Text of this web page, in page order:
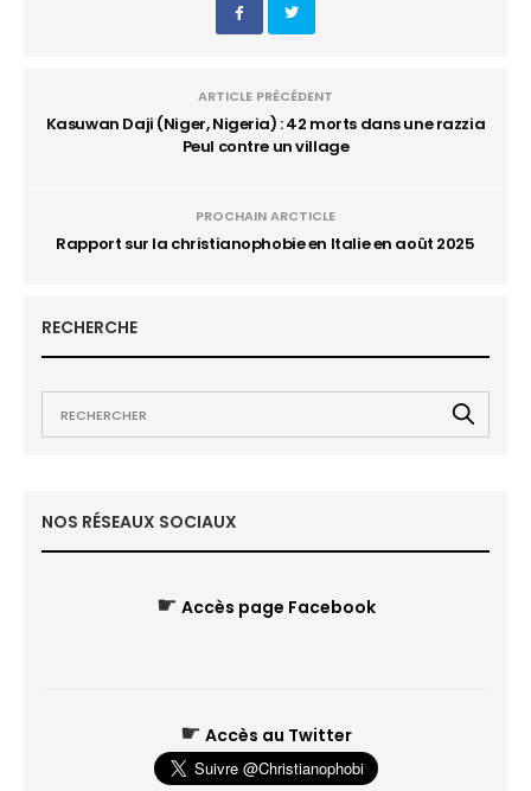
ARTICLE PRÉCÉDENT
Kasuwan Daji (Niger, Nigeria) : 42 morts dans une razzia
Peul contre un village
PROCHAIN ARCTICLE
Rapport sur la christianophobie en Italie en août 2025
RECHERCHE
NOS RÉSEAUX SOCIAUX
☛ Accès page Facebook
☛ Accès au Twitter